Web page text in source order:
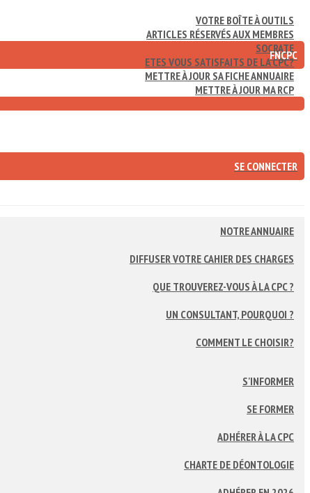
VOTRE BOÎTE À OUTILS
ARTICLES RÉSERVÉS AUX MEMBRES
SOCRATE
ETES VOUS SATISFAITS DE LA CPC?
METTRE À JOUR SA FICHE ANNUAIRE
METTRE À JOUR MA RCP
FNCPC
SE CONNECTER
NOTRE ANNUAIRE
DIFFUSER VOTRE CAHIER DES CHARGES
QUE TROUVEREZ-VOUS À LA CPC ?
UN CONSULTANT, POURQUOI ?
COMMENT LE CHOISIR?
S'INFORMER
SE FORMER
ADHÉRER À LA CPC
CHARTE DE DÉONTOLOGIE